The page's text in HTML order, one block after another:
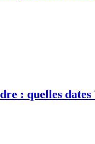
: quelles dates